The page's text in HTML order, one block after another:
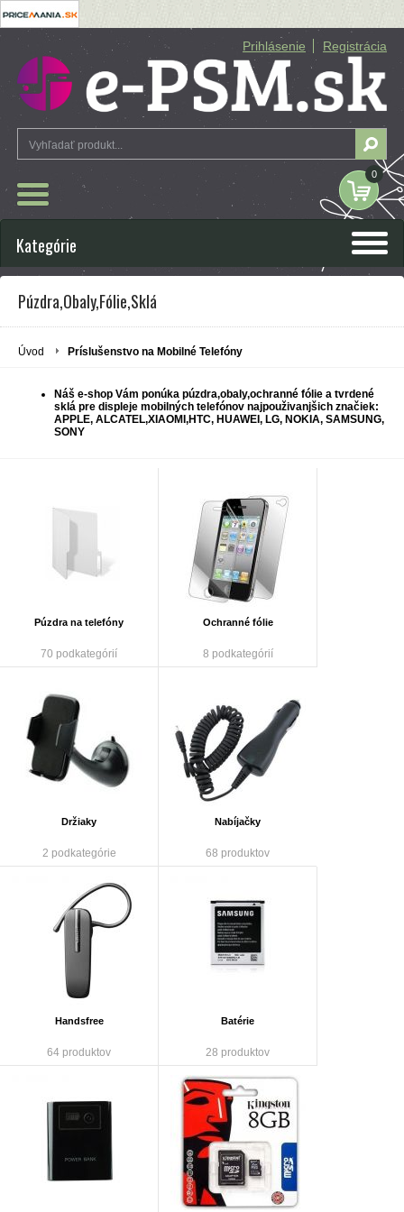
Prihlásenie Registrácia
0
Kategórie
Púzdra,Obaly,Fólie,Sklá
Úvod Príslušenstvo na Mobilné Telefóny
Náš e-shop Vám ponúka púzdra,obaly,ochranné fólie a tvrdené
sklá pre displeje mobilných telefónov najpouživanjšich značiek:
APPLE, ALCATEL,XIAOMI,HTC, HUAWEI, LG, NOKIA, SAMSUNG,
SONY
Púzdra na telefóny
70 podkategórií
Ochranné fólie
8 podkategórií
Držiaky
2 podkategórie
Nabíjačky
68 produktov
Handsfree
64 produktov
Batérie
28 produktov